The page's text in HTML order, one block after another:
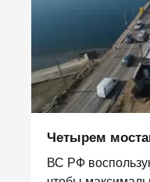
Четырем
ВС РФ